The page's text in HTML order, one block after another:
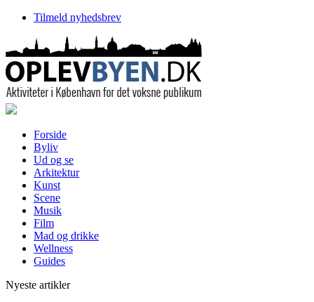
Tilmeld nyhedsbrev
Forside
Byliv
Ud og se
Arkitektur
Kunst
Scene
Musik
Film
Mad og drikke
Wellness
Guides
Nyeste artikler